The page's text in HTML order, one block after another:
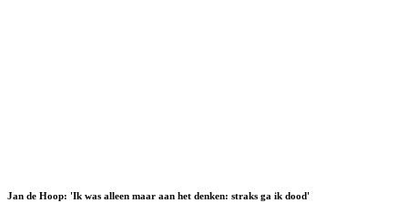
Jan de Hoop: 'Ik was alleen maar aan het denken: straks ga ik dood'